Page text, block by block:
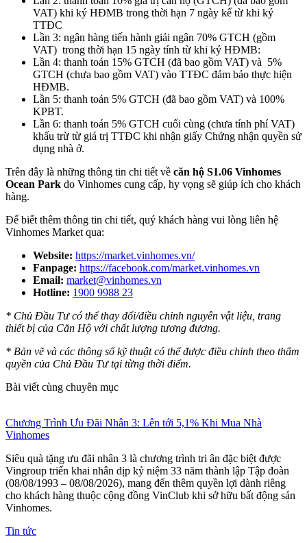
VAT) khi ký HĐMB trong thời hạn 7 ngày kể từ khi ký
TTĐC
Lần 3: ngân hàng tiến hành giải ngân 70% GTCH (gồm
VAT) trong thời hạn 15 ngày tính từ khi ký HĐMB:
Lần 4: thanh toán 15% GTCH (đã bao gồm VAT) và 5%
GTCH (chưa bao gồm VAT) vào TTĐC đảm bảo thực hiện
HĐMB.
Lần 5: thanh toán 5% GTCH (đã bao gồm VAT) và 100%
KPBT.
Lần 6: thanh toán 5% GTCH cuối cùng (chưa tính phí VAT)
khấu trừ từ giá trị TTĐC khi nhận giấy Chứng nhận quyền sử
dụng nhà ở.
Trên đây là những thông tin chi tiết về căn hộ S1.06 Vinhomes
Ocean Park do Vinhomes cung cấp, hy vọng sẽ giúp ích cho khách
hàng.
Để biết thêm thông tin chi tiết, quý khách hàng vui lòng liên hệ
Vinhomes Market qua:
Website: https://market.vinhomes.vn/
Fanpage: https://facebook.com/market.vinhomes.vn
Email: market@vinhomes.vn
Hotline: 1900 9988 23
* Chủ Đầu Tư có thể thay đổi/điều chỉnh nguyên vật liệu, trang
thiết bị của Căn Hộ với chất lượng tương đương.
* Bản vẽ và các thông số kỹ thuật có thể được điều chỉnh theo thẩm
quyền của Chủ Đầu Tư tại từng thời điểm.
Bài viết cùng chuyên mục
Chương Trình Ưu Đãi Nhân 3: Lên tới 5,1% Khi Mua Nhà
Vinhomes
Siêu quà tặng ưu đãi nhân 3 là chương trình tri ân đặc biệt được
Vingroup triển khai nhân dịp kỷ niệm 33 năm thành lập Tập đoàn
(08/08/1993 – 08/08/2026), mang đến thêm quyền lợi dành riêng
cho khách hàng thuộc cộng đồng VinClub khi sở hữu bất động sản
Vinhomes.
Tin tức